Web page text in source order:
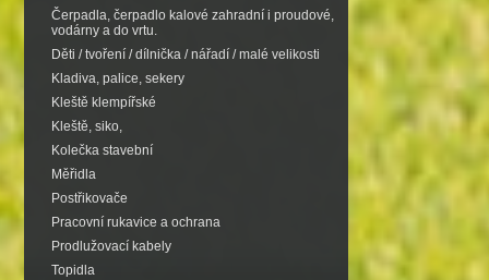
Čerpadla, čerpadlo kalové zahradní i proudové,
vodárny a do vrtu.
Děti / tvoření / dílnička / nářadí / malé velikosti
Kladiva, palice, sekery
Kleště klempířské
Kleště, siko,
Kolečka stavební
Měřidla
Postřikovače
Pracovní rukavice a ochrana
Prodlužovací kabely
Topidla